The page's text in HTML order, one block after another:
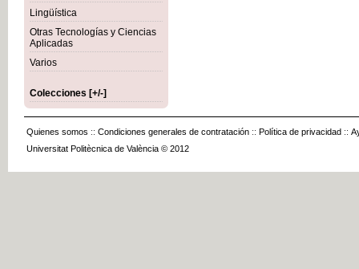
Lingüística
Otras Tecnologías y Ciencias
Aplicadas
Varios
Colecciones [+/-]
Quienes somos :: Condiciones generales de contratación :: Política de privacidad ::
Universitat Politècnica de València © 2012